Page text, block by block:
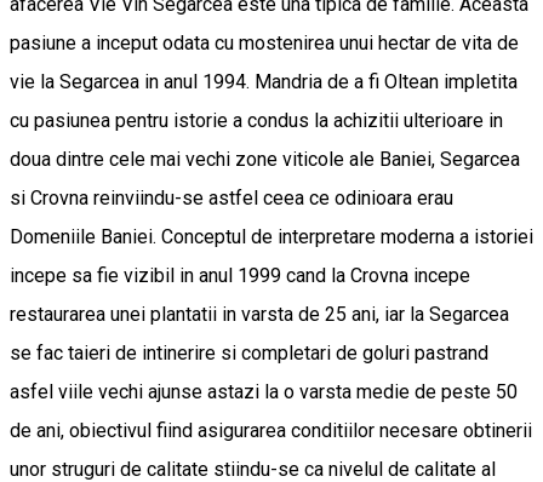
pasiune a inceput odata cu mostenirea unui hectar de vita de
vie la Segarcea in anul 1994. Mandria de a fi Oltean impletita
cu pasiunea pentru istorie a condus la achizitii ulterioare in
doua dintre cele mai vechi zone viticole ale Baniei, Segarcea
si Crovna reinviindu-se astfel ceea ce odinioara erau
Domeniile Baniei. Conceptul de interpretare moderna a istoriei
incepe sa fie vizibil in anul 1999 cand la Crovna incepe
restaurarea unei plantatii in varsta de 25 ani, iar la Segarcea
se fac taieri de intinerire si completari de goluri pastrand
asfel viile vechi ajunse astazi la o varsta medie de peste 50
de ani, obiectivul fiind asigurarea conditiilor necesare obtinerii
unor struguri de calitate stiindu-se ca nivelul de calitate al